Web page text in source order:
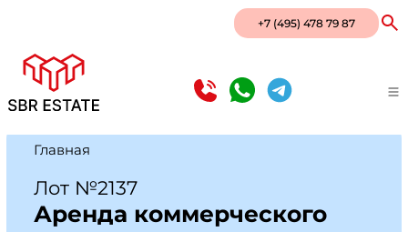
+7 (495) 478 79 87
Главная
Лот №2137
Аренда коммерческого